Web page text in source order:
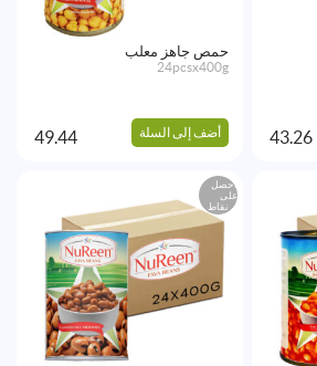
43.26
حمص جاهز معلب
24pcsx400g
أضف إلى السلة 49.44
احصل
على
نقاط